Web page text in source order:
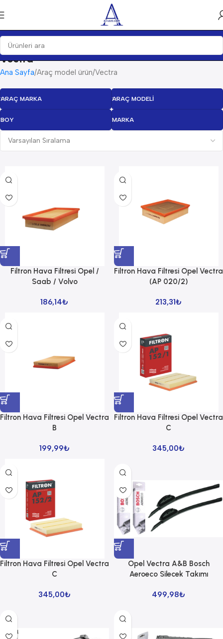
Vectra
Ana Sayfa Araç model ürün Vectra
ARAÇ MARKA ARAÇ MODELI
BOY MARKA
Filtron Hava Filtresi Opel /
Saab / Volvo
186,14₺
Filtron Hava Filtresi Opel Vectra
(AP 020/2)
213,31₺
Filtron Hava Filtresi Opel Vectra
B
199,99₺
Filtron Hava Filtresi Opel Vectra
C
345,00₺
Filtron Hava Filtresi Opel Vectra
C
345,00₺
Opel Vectra A&B Bosch
Aeroeco Silecek Takımı
499,98₺